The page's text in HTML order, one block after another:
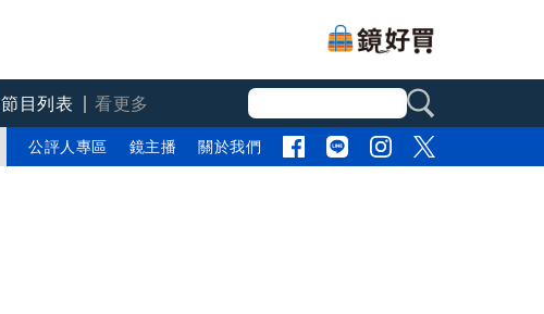
節目列表
看更多
公評人專區 鏡主播 關於我們